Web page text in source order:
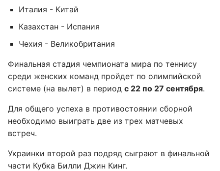
Италия - Китай
Казахстан - Испания
Чехия - Великобритания
Финальная стадия чемпионата мира по теннису
среди женских команд пройдет по олимпийской
системе (на вылет) в период с 22 по 27 сентября.
Для общего успеха в противостоянии сборной
необходимо выиграть две из трех матчевых
встреч.
Украинки второй раз подряд сыграют в финальной
части Кубка Билли Джин Кинг.